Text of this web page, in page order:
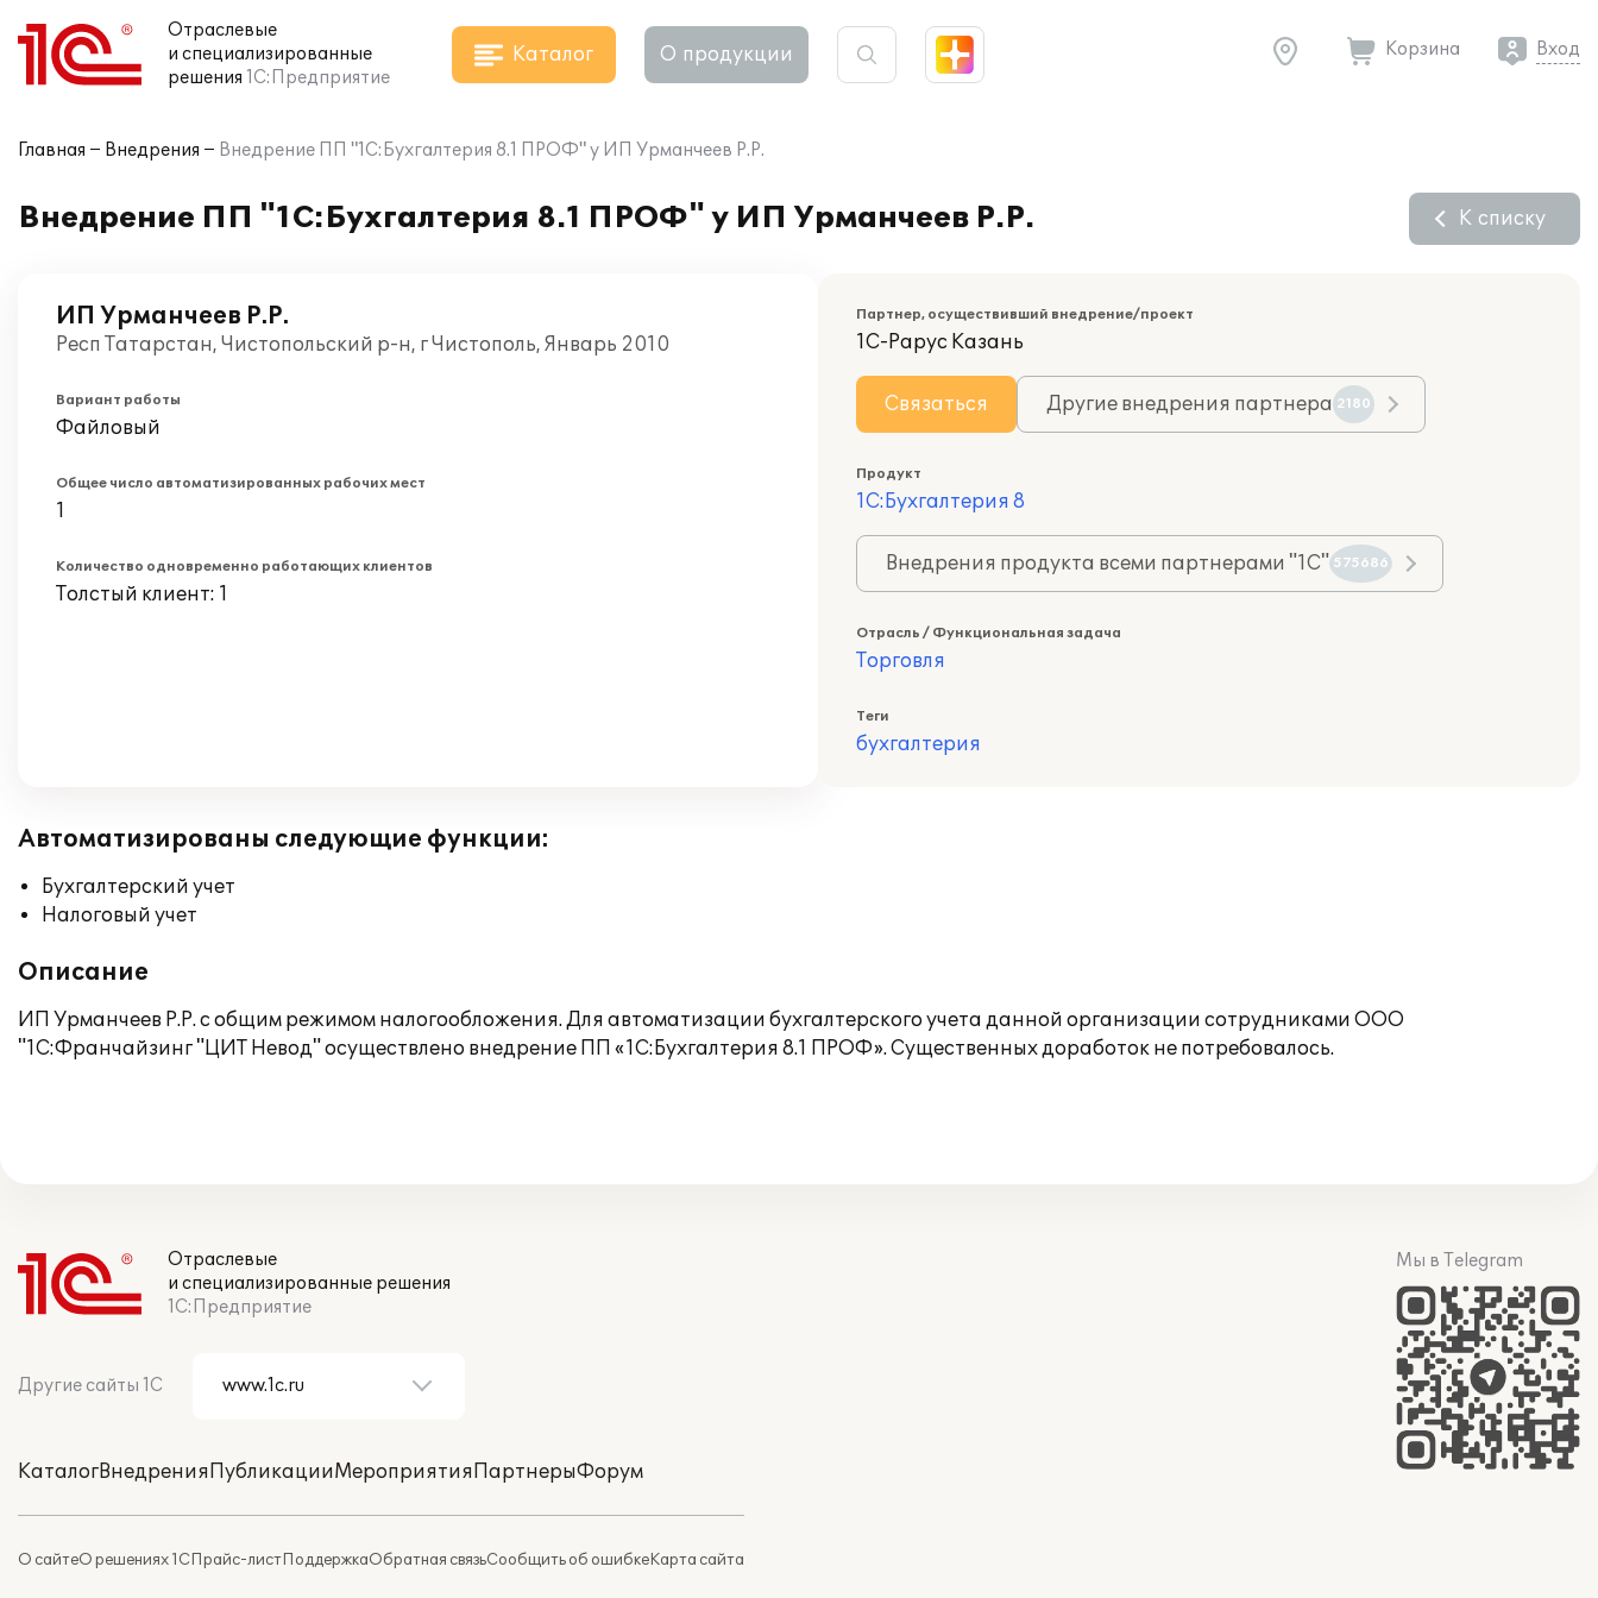
Отраслевые
и специализированные
решения 1С:Предприятие
Каталог О продукции Корзина Вход
Главная Внедрения Внедрение ПП "1С:Бухгалтерия 8.1 ПРОФ" у ИП Урманчеев Р.Р.
Внедрение ПП "1С:Бухгалтерия 8.1 ПРОФ" у ИП Урманчеев Р.Р. К списку
ИП Урманчеев Р.Р.
Респ Татарстан, Чистопольский р-н, г Чистополь, Январь 2010
Вариант работы
Файловый
Общее число автоматизированных рабочих мест
1
Количество одновременно работающих клиентов
Толстый клиент: 1
Партнер, осуществивший внедрение/проект
1С-Рарус Казань
Связаться Другие внедрения партнера 2180
Продукт
1С:Бухгалтерия 8
Внедрения продукта всеми партнерами "1С" 575686
Отрасль / Функциональная задача
Торговля
Теги
бухгалтерия
Автоматизированы следующие функции:
Бухгалтерский учет
Налоговый учет
Описание
ИП Урманчеев Р.Р. с общим режимом налогообложения. Для автоматизации бухгалтерского учета данной организации сотрудниками ООО
"1С:Франчайзинг "ЦИТ Невод" осуществлено внедрение ПП «1С:Бухгалтерия 8.1 ПРОФ». Существенных доработок не потребовалось.
Отраслевые
и специализированные решения
1С:Предприятие
Другие сайты 1С
КаталогВнедренияПубликацииМероприятияПартнерыФорум
О сайтеО решениях 1СПрайс-листПоддержкаОбратная связьСообщить об ошибкеКарта сайта
Мы в Telegram